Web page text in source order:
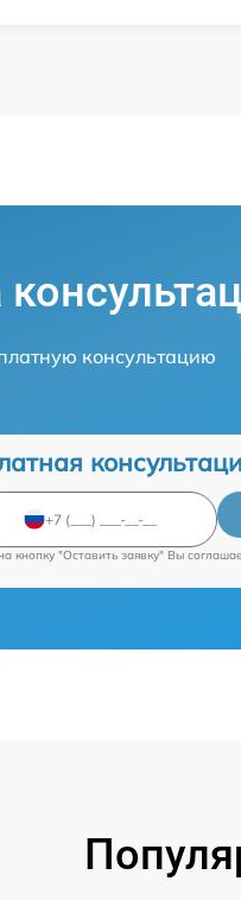
консультацию
кнопку "Оставить заявку" Вы